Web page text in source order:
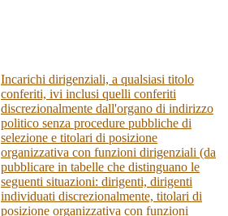
Incarichi dirigenziali, a qualsiasi titolo
conferiti, ivi inclusi quelli conferiti
discrezionalmente dall'organo di indirizzo
politico senza procedure pubbliche di
selezione e titolari di posizione
organizzativa con funzioni dirigenziali (da
pubblicare in tabelle che distinguano le
seguenti situazioni: dirigenti, dirigenti
individuati discrezionalmente, titolari di
posizione organizzativa con funzioni